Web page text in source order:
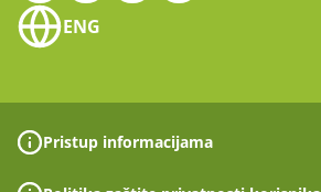
ENG
Pristup informacijama